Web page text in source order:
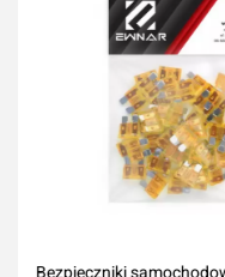
Bezpieczniki